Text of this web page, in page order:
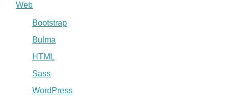
Web
Bootstrap
Bulma
HTML
Sass
WordPress